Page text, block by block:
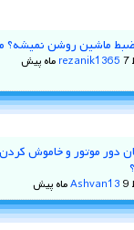
ماشین روشن
rezanik1365 7 ماه پیش
Ashvan13 9 ماه پیش